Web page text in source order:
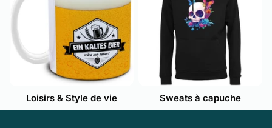
Loisirs & Style de vie Sweats à capuche